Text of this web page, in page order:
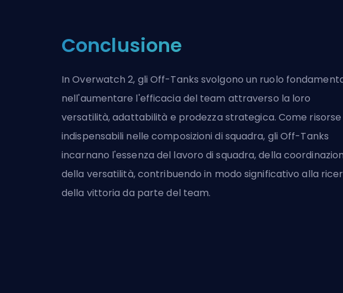
Conclusione
In Overwatch 2, gli Off-Tanks svolgono un ruolo
nell'aumentare l'efficacia del team attraverso la loro
versatilità, adattabilità e prodezza strategica. Come risorse
indispensabili nelle composizioni di squadra, gli Off-Tanks
incarnano l'essenza del lavoro di squadra, della
della versatilità, contribuendo in modo significativo alla
della vittoria da parte del team.